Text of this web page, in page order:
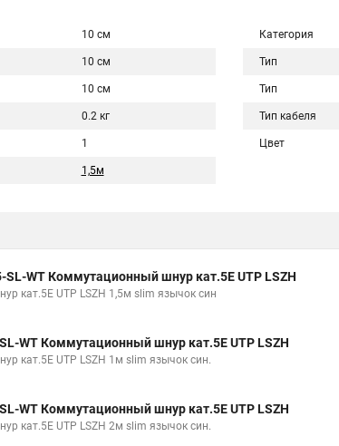
10 см
10 см
10 см
0.2 кг
1
1,5м
Категория
Тип
Тип
Тип кабеля
Цвет
SL-WT Коммутационный шнур кат.5E UTP LSZH
кат.5E UTP LSZH 1,5м slim язычок син
WT Коммутационный шнур кат.5E UTP LSZH
кат.5E UTP LSZH 1м slim язычок син.
WT Коммутационный шнур кат.5E UTP LSZH
кат.5E UTP LSZH 2м slim язычок син.